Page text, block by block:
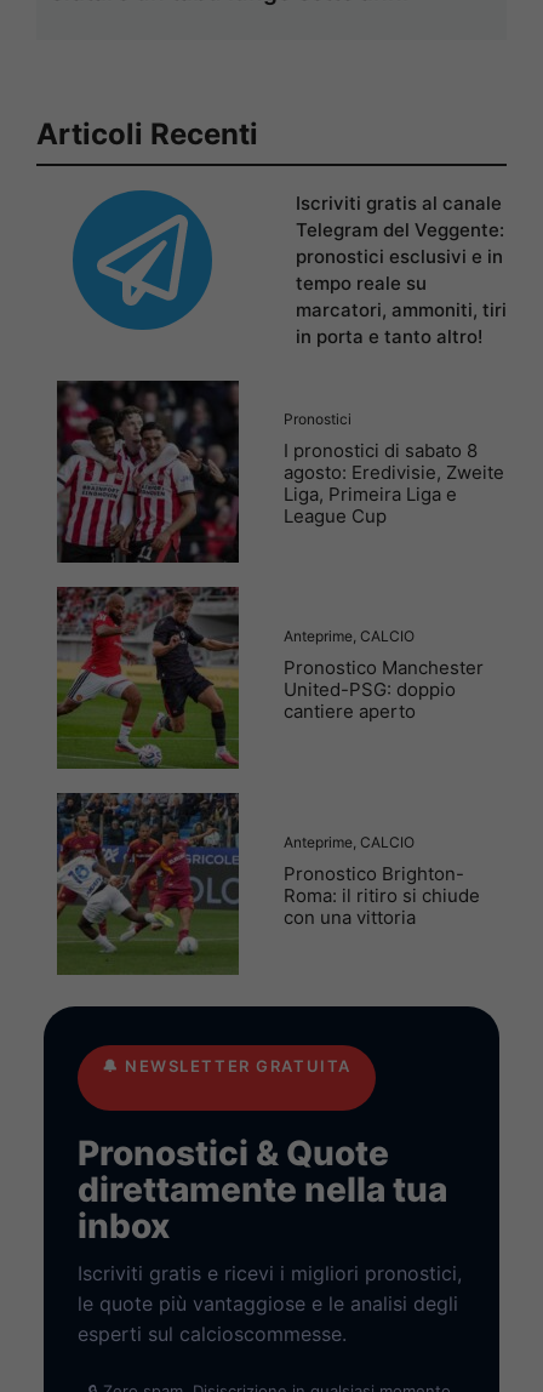
Articoli Recenti
Iscriviti gratis al canale
Telegram del Veggente:
pronostici esclusivi e in
tempo reale su
marcatori, ammoniti, tiri
in porta e tanto altro!
Pronostici
I pronostici di sabato 8
agosto: Eredivisie, Zweite
Liga, Primeira Liga e
League Cup
Anteprime, CALCIO
Pronostico Manchester
United-PSG: doppio
cantiere aperto
Anteprime, CALCIO
Pronostico Brighton-
Roma: il ritiro si chiude
con una vittoria
🔔 NEWSLETTER GRATUITA
Pronostici & Quote
direttamente nella tua
inbox
Iscriviti gratis e ricevi i migliori pronostici,
le quote più vantaggiose e le analisi degli
esperti sul calcioscommesse.